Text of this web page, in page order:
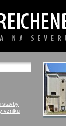
stavby
vzniku